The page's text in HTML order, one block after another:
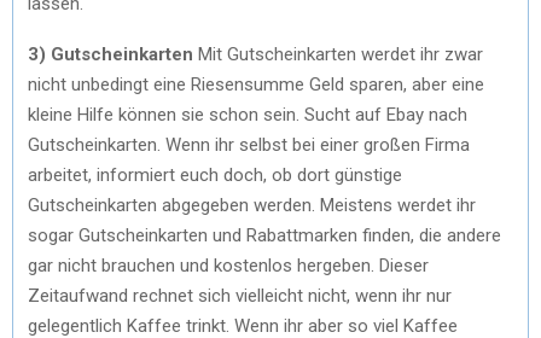
3) Gutscheinkarten Mit Gutscheinkarten werdet ihr zwar
nicht unbedingt eine Riesensumme Geld sparen, aber eine
kleine Hilfe können sie schon sein. Sucht auf Ebay nach
Gutscheinkarten. Wenn ihr selbst bei einer großen Firma
arbeitet, informiert euch doch, ob dort günstige
Gutscheinkarten abgegeben werden. Meistens werdet ihr
sogar Gutscheinkarten und Rabattmarken finden, die andere
gar nicht brauchen und kostenlos hergeben. Dieser
Zeitaufwand rechnet sich vielleicht nicht, wenn ihr nur
gelegentlich Kaffee trinkt. Wenn ihr aber so viel Kaffee